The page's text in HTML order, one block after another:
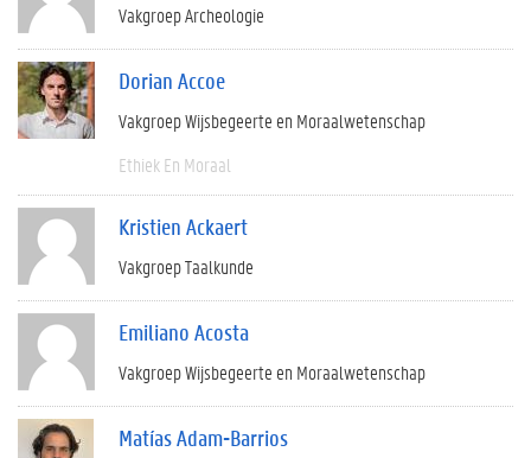
Vakgroep Archeologie
Dorian Accoe
Vakgroep Wijsbegeerte en Moraalwetenschap
Ethiek En Moraal
Kristien Ackaert
Vakgroep Taalkunde
Emiliano Acosta
Vakgroep Wijsbegeerte en Moraalwetenschap
Matías Adam-Barrios